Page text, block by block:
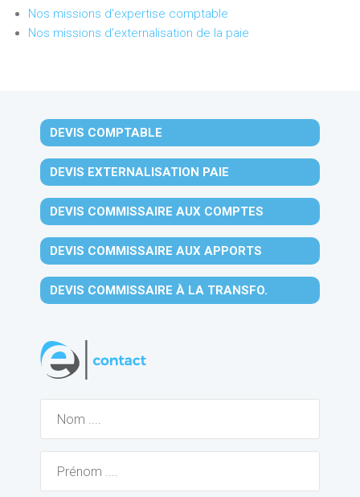
Nos missions d'expertise comptable
Nos missions d'externalisation de la paie
DEVIS COMPTABLE
DEVIS EXTERNALISATION PAIE
DEVIS COMMISSAIRE AUX COMPTES
DEVIS COMMISSAIRE AUX APPORTS
DEVIS COMMISSAIRE À LA TRANSFO.